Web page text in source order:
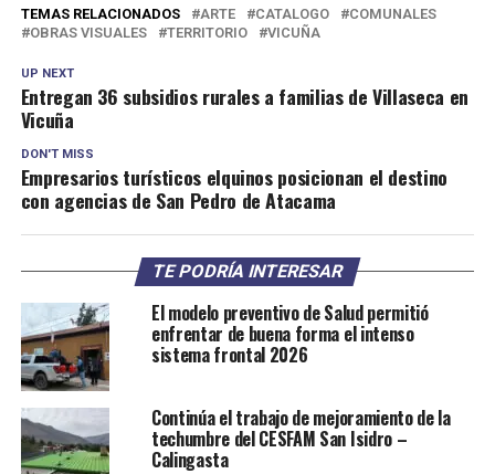
TEMAS RELACIONADOS ARTE CATALOGO
COMUNALES
OBRAS VISUALES
TERRITORIO VICUÑA
UP NEXT
Entregan 36 subsidios rurales a familias de Villaseca en
Vicuña
DON'T MISS
Empresarios turísticos elquinos posicionan el destino
con agencias de San Pedro de Atacama
TE PODRÍA INTERESAR
El modelo preventivo de Salud permitió
enfrentar de buena forma el intenso
sistema frontal 2026
Continúa el trabajo de mejoramiento de la
techumbre del CESFAM San Isidro –
Calingasta